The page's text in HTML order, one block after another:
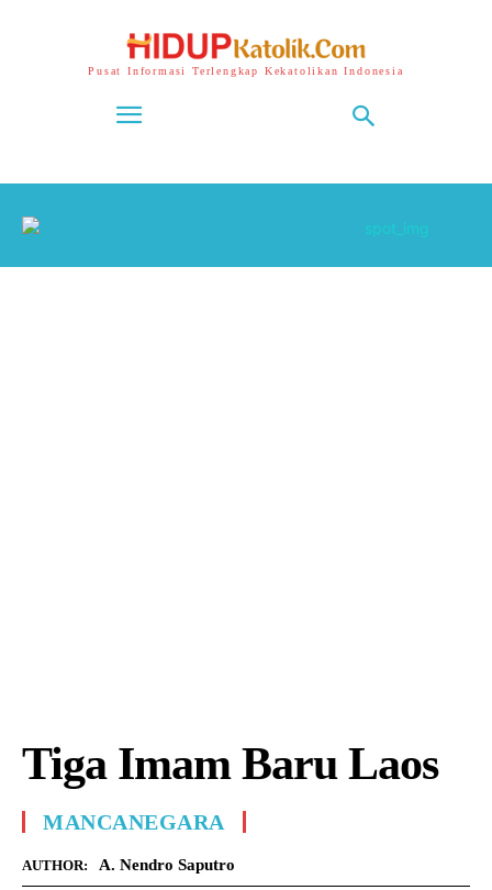
Pusat Informasi Terlengkap Kekatolikan Indonesia
Tiga Imam Baru Laos
MANCANEGARA
AUTHOR: A. Nendro Saputro